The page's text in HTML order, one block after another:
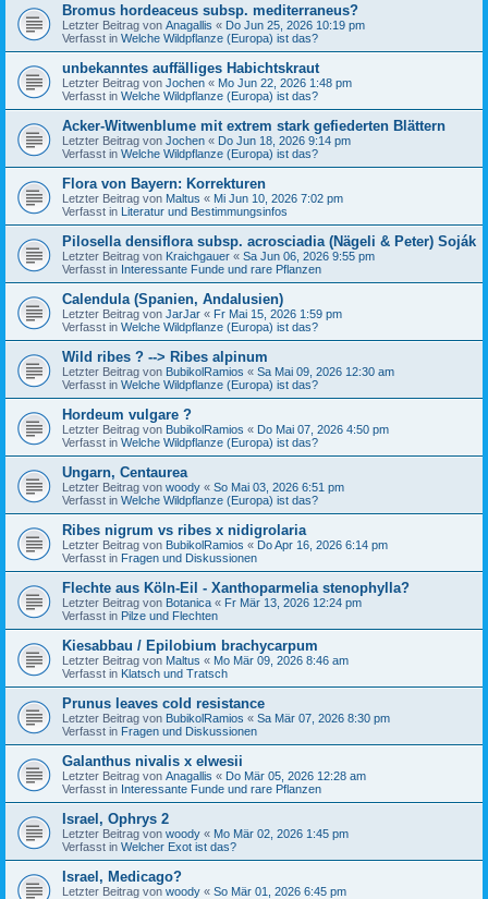
Bromus hordeaceus subsp. mediterraneus?
Letzter Beitrag von Anagallis « Do Jun 25, 2026 10:19 pm
Verfasst in Welche Wildpflanze (Europa) ist das?
unbekanntes auffälliges Habichtskraut
Letzter Beitrag von Jochen « Mo Jun 22, 2026 1:48 pm
Verfasst in Welche Wildpflanze (Europa) ist das?
Acker-Witwenblume mit extrem stark gefiederten Blättern
Letzter Beitrag von Jochen « Do Jun 18, 2026 9:14 pm
Verfasst in Welche Wildpflanze (Europa) ist das?
Flora von Bayern: Korrekturen
Letzter Beitrag von Maltus « Mi Jun 10, 2026 7:02 pm
Verfasst in Literatur und Bestimmungsinfos
Pilosella densiflora subsp. acrosciadia (Nägeli & Peter) Soják
Letzter Beitrag von Kraichgauer « Sa Jun 06, 2026 9:55 pm
Verfasst in Interessante Funde und rare Pflanzen
Calendula (Spanien, Andalusien)
Letzter Beitrag von JarJar « Fr Mai 15, 2026 1:59 pm
Verfasst in Welche Wildpflanze (Europa) ist das?
Wild ribes ? --> Ribes alpinum
Letzter Beitrag von BubikolRamios « Sa Mai 09, 2026 12:30 am
Verfasst in Welche Wildpflanze (Europa) ist das?
Hordeum vulgare ?
Letzter Beitrag von BubikolRamios « Do Mai 07, 2026 4:50 pm
Verfasst in Welche Wildpflanze (Europa) ist das?
Ungarn, Centaurea
Letzter Beitrag von woody « So Mai 03, 2026 6:51 pm
Verfasst in Welche Wildpflanze (Europa) ist das?
Ribes nigrum vs ribes x nidigrolaria
Letzter Beitrag von BubikolRamios « Do Apr 16, 2026 6:14 pm
Verfasst in Fragen und Diskussionen
Flechte aus Köln-Eil - Xanthoparmelia stenophylla?
Letzter Beitrag von Botanica « Fr Mär 13, 2026 12:24 pm
Verfasst in Pilze und Flechten
Kiesabbau / Epilobium brachycarpum
Letzter Beitrag von Maltus « Mo Mär 09, 2026 8:46 am
Verfasst in Klatsch und Tratsch
Prunus leaves cold resistance
Letzter Beitrag von BubikolRamios « Sa Mär 07, 2026 8:30 pm
Verfasst in Fragen und Diskussionen
Galanthus nivalis x elwesii
Letzter Beitrag von Anagallis « Do Mär 05, 2026 12:28 am
Verfasst in Interessante Funde und rare Pflanzen
Israel, Ophrys 2
Letzter Beitrag von woody « Mo Mär 02, 2026 1:45 pm
Verfasst in Welcher Exot ist das?
Israel, Medicago?
Letzter Beitrag von woody « So Mär 01, 2026 6:45 pm